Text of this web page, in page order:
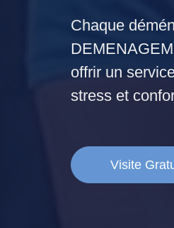
Chaque
offrir un
stress et
Visite